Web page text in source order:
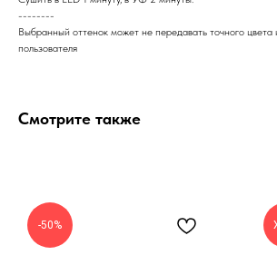
--------
Выбранный оттенок может не передавать точного цвета
пользователя
Смотрите также
-50%